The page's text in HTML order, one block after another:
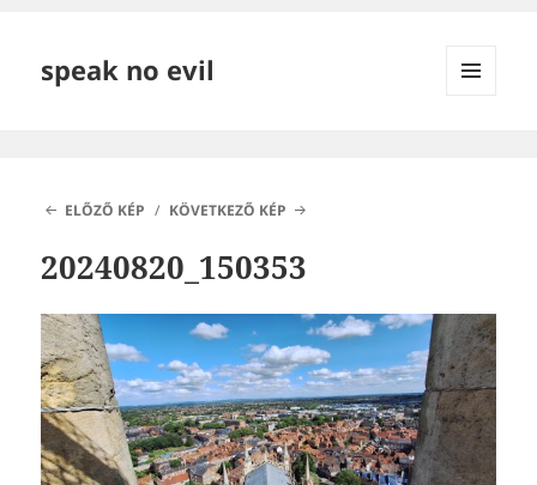
speak no evil
ELŐZŐ KÉP KÖVETKEZŐ KÉP
20240820_150353